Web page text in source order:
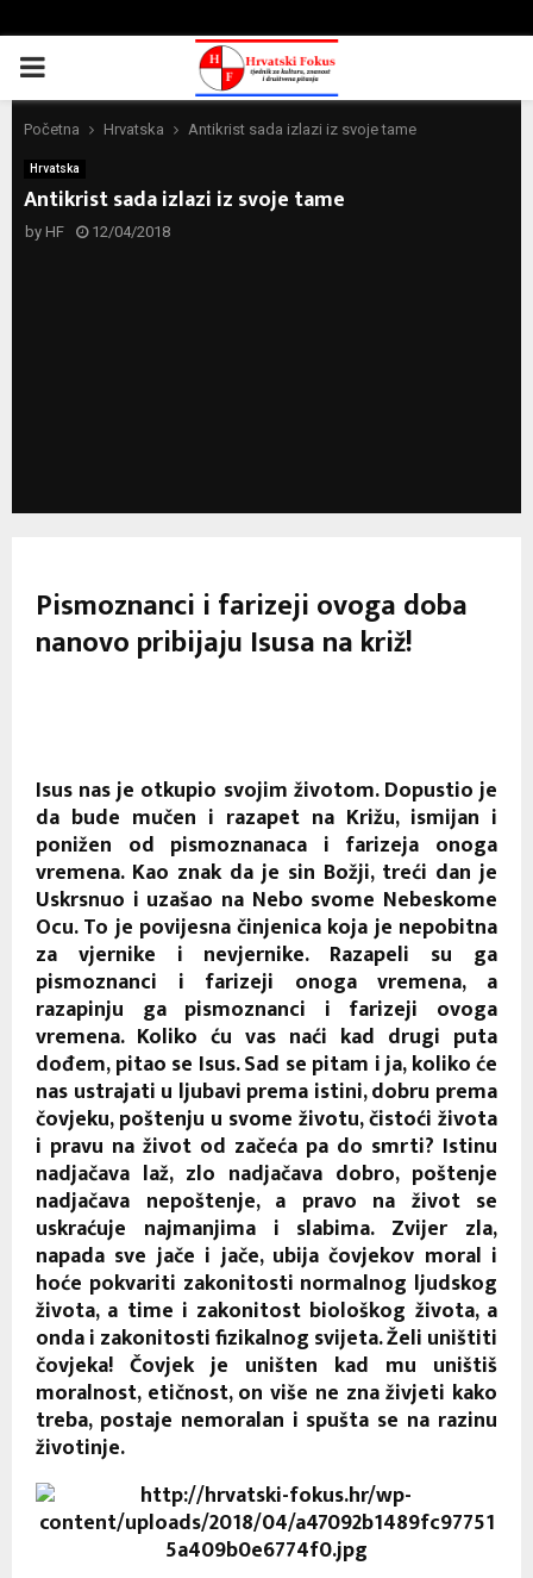
PRIMARY
MENU
Početna Hrvatska Antikrist sada izlazi iz svoje tame
Hrvatska
Antikrist sada izlazi iz svoje tame
by HF 12/04/2018
Pismoznanci i farizeji ovoga doba
nanovo pribijaju Isusa na križ!
Isus nas je otkupio svojim životom. Dopustio je
da bude mučen i razapet na Križu, ismijan i
ponižen od pismoznanaca i farizeja onoga
vremena. Kao znak da je sin Božji, treći dan je
Uskrsnuo i uzašao na Nebo svome Nebeskome
Ocu. To je povijesna činjenica koja je nepobitna
za vjernike i nevjernike. Razapeli su ga
pismoznanci i farizeji onoga vremena, a
razapinju ga pismoznanci i farizeji ovoga
vremena. Koliko ću vas naći kad drugi puta
dođem, pitao se Isus. Sad se pitam i ja, koliko će
nas ustrajati u ljubavi prema istini, dobru prema
čovjeku, poštenju u svome životu, čistoći života
i pravu na život od začeća pa do smrti? Istinu
nadjačava laž, zlo nadjačava dobro, poštenje
nadjačava nepoštenje, a pravo na život se
uskraćuje najmanjima i slabima. Zvijer zla,
napada sve jače i jače, ubija čovjekov moral i
hoće pokvariti zakonitosti normalnog ljudskog
života, a time i zakonitost biološkog života, a
onda i zakonitosti fizikalnog svijeta. Želi uništiti
čovjeka! Čovjek je uništen kad mu uništiš
moralnost, etičnost, on više ne zna živjeti kako
treba, postaje nemoralan i spušta se na razinu
životinje.